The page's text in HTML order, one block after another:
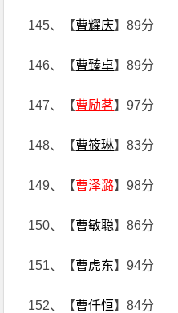
145、【曹耀庆】89分
146、【曹臻卓】89分
147、【曹励茗】97分
148、【曹筱琳】83分
149、【曹泽潞】98分
150、【曹敏聪】86分
151、【曹虎东】94分
152、【曹仟恒】84分